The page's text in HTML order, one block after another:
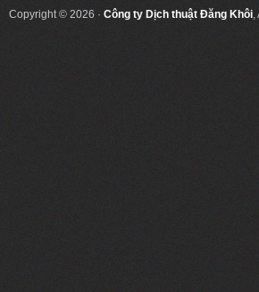
Copyright © 2026 · Công ty Dịch thuật Đăng Khôi,